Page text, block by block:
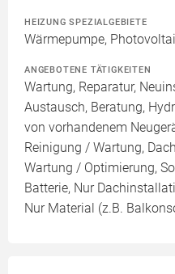
HEIZUNG SPEZIALGEBIETE
Wärmepumpe,
ANGEBOTENE TÄTIGKEITEN
Wartung, Reparatur,
Austausch, Beratung,
von vorhandenem
Reinigung / Wartung,
Wartung / Optimierung,
Batterie, Nur
Nur Material (z.B.